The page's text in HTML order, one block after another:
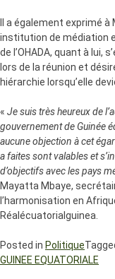
Il a également exprimé
institution de médiation
de l’OHADA, quant à lui,
lors de la réunion et
hiérarchie lorsqu’elle
« Je suis très heureux de
gouvernement de Guinée
aucune objection à cet
a faites sont valables et
d’objectifs avec les pays
Mayatta Mbaye,
l’harmonisation en
Réalécuatorialguinea.
Posted in Politique
GUINEE EQUATORIALE